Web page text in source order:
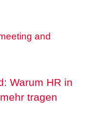
Warum HR in
tragen